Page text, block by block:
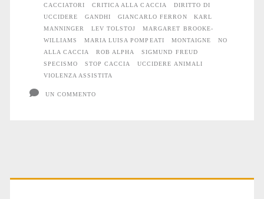
CACCIATORI
CRITICA ALLA CACCIA
DIRITTO DI
UCCIDERE
GANDHI GIANCARLO FERRON
KARL
MANNINGER
LEV TOLSTOJ
MARGARET BROOKE-
WILLIAMS
MARIA LUISA POMPEATI MONTAIGNE
NO
ALLA CACCIA
ROB ALPHA
SIGMUND FREUD
SPECISMO
STOP CACCIA
UCCIDERE ANIMALI
VIOLENZA ASSISTITA
UN COMMENTO
Primary